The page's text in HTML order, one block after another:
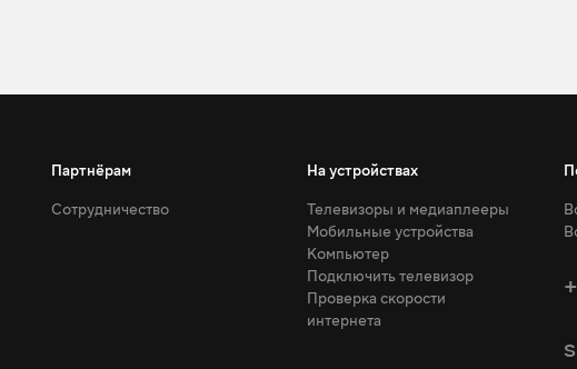
Партнёрам
Сотрудничество
На устройствах
Телевизоры и медиаплееры
Мобильные устройства
Компьютер
Подключить телевизор
Проверка скорости
интернета